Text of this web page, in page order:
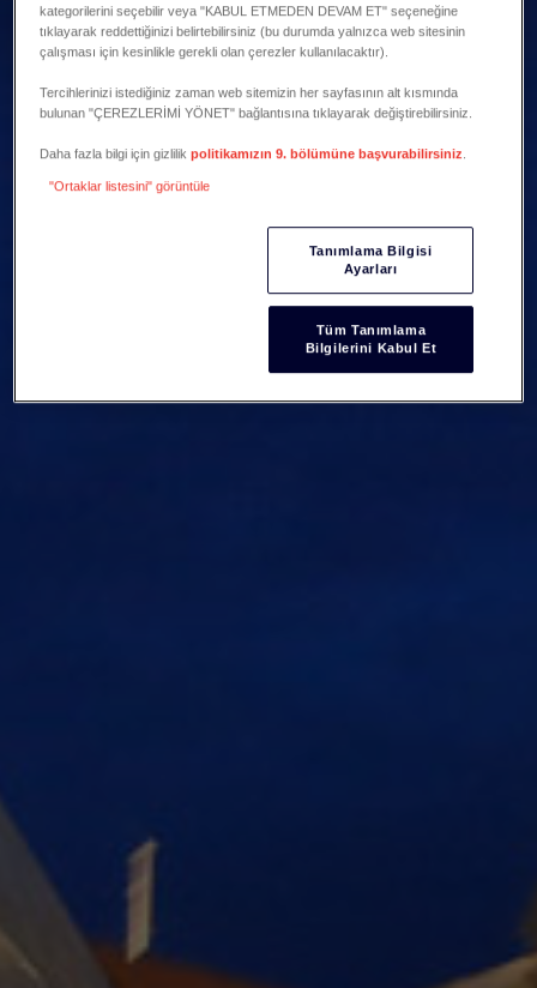
kategorilerini seçebilir veya "KABUL ETMEDEN DEVAM ET" seçeneğine
tıklayarak reddettiğinizi belirtebilirsiniz (bu durumda yalnızca web sitesinin
çalışması için kesinlikle gerekli olan çerezler kullanılacaktır).
Tercihlerinizi istediğiniz zaman web sitemizin her sayfasının alt kısmında
bulunan "ÇEREZLERİMİ YÖNET" bağlantısına tıklayarak değiştirebilirsiniz.
Daha fazla bilgi için gizlilikpolitikamızın 9. bölümüne başvurabilirsiniz
"Ortaklar listesini" görüntüle
Tanımlama Bilgisi
Ayarları
Tüm Tanımlama
Bilgilerini Kabul Et